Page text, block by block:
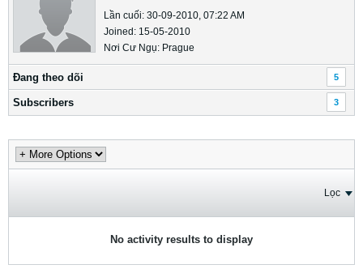
Lần cuối: 30-09-2010, 07:22 AM
Joined: 15-05-2010
Nơi Cư Ngụ: Prague
Ðang theo dõi 5
Subscribers 3
Lọc
No activity results to display